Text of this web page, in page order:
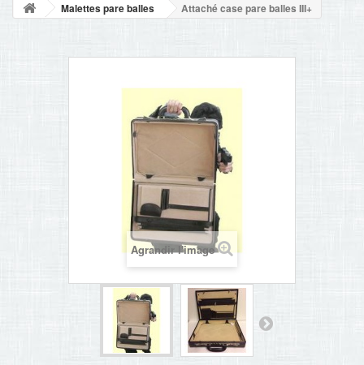
Malettes pare balles Attaché case pare balles III+
Agrandir l'image